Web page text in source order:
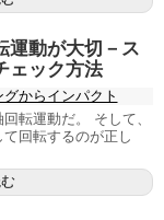
運動が大切－ス
ェック方法
からインパクト
転運動だ。 そして、
回転するのが正し